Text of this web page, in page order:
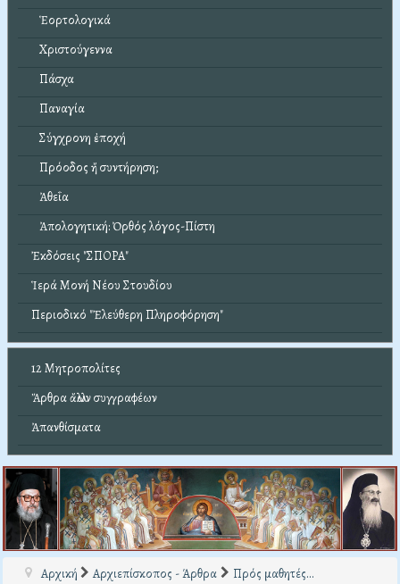
Ἑορτολογικά
Χριστούγεννα
Πάσχα
Παναγία
Σύγχρονη ἐποχή
Πρόοδος ἤ συντήρηση;
Ἀθεΐα
Ἀπολογητική: Ὀρθός λόγος-Πίστη
Ἐκδόσεις "ΣΠΟΡΑ"
Ἱερά Μονή Νέου Στουδίου
Περιοδικό "Ἐλεύθερη Πληροφόρηση"
12 Μητροπολίτες
Ἄρθρα ἄλλων συγγραφέων
Ἀπανθίσματα
Αρχική Αρχιεπίσκοπος - Άρθρα
Πρός μαθητές...